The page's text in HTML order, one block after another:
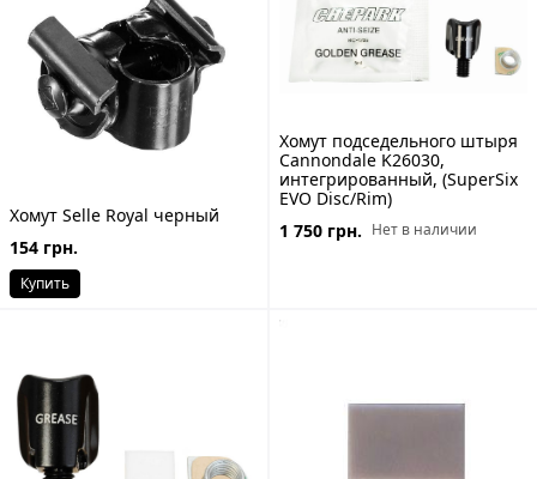
Хомут Selle Royal черный
154 грн.
Купить
Хомут подседельного штыря
Cannondale K26030,
интегрированный, (SuperSix
EVO Disc/Rim)
1 750 грн. Нет в наличии